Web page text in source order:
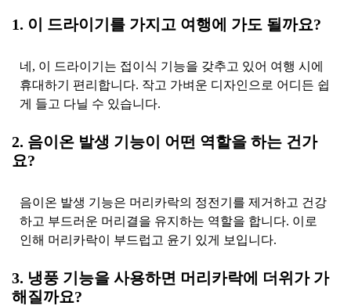
1. 이 드라이기를 가지고 여행에 가도 될까요?
네, 이 드라이기는 접이식 기능을 갖추고 있어 여행 시에
휴대하기 편리합니다. 작고 가벼운 디자인으로 어디든 쉽
게 들고 다닐 수 있습니다.
2. 음이온 발생 기능이 어떤 역할을 하는 건가
요?
음이온 발생 기능은 머리카락의 정전기를 제거하고 건강
하고 부드러운 머리결을 유지하는 역할을 합니다. 이로
인해 머리카락이 부드럽고 윤기 있게 보입니다.
3. 냉풍 기능을 사용하면 머리카락에 더위가 가
해질까요?